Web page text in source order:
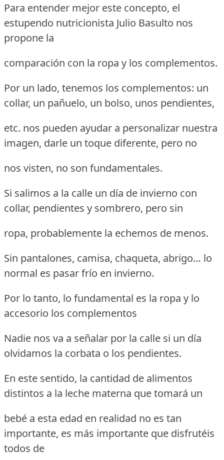
Para entender mejor este concepto, el
estupendo nutricionista Julio Basulto nos
propone la
comparación con la ropa y los complementos.
Por un lado, tenemos los complementos: un
collar, un pañuelo, un bolso, unos pendientes,
etc. nos pueden ayudar a personalizar nuestra
imagen, darle un toque diferente, pero no
nos visten, no son fundamentales.
Si salimos a la calle un día de invierno con
collar, pendientes y sombrero, pero sin
ropa, probablemente la echemos de menos.
Sin pantalones, camisa, chaqueta, abrigo… lo
normal es pasar frío en invierno.
Por lo tanto, lo fundamental es la ropa y lo
accesorio los complementos
Nadie nos va a señalar por la calle si un día
olvidamos la corbata o los pendientes.
En este sentido, la cantidad de alimentos
distintos a la leche materna que tomará un
bebé a esta edad en realidad no es tan
importante, es más importante que disfrutéis
todos de